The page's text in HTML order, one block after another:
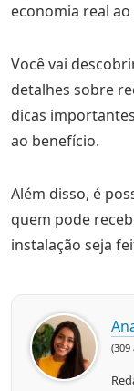
economia real
Você vai
detalhes sobre
dicas
ao benefício.
Além disso, é
quem pode
instalação seja